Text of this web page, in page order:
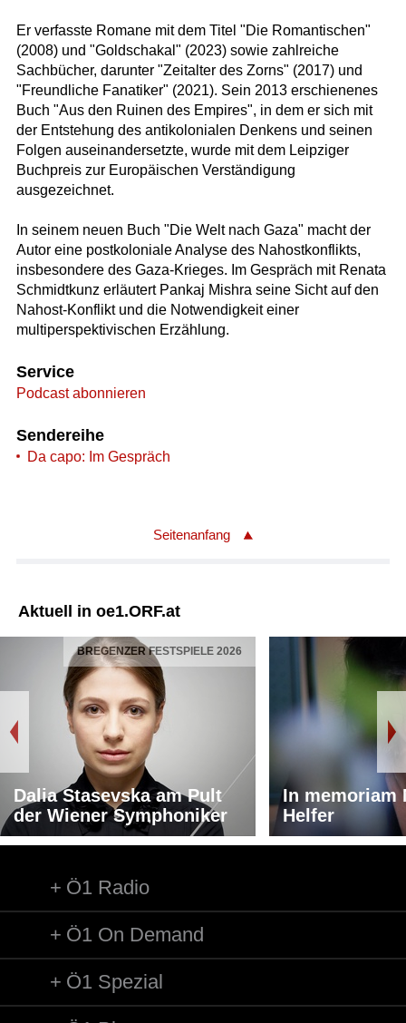
Er verfasste Romane mit dem Titel "Die Romantischen"
(2008) und "Goldschakal" (2023) sowie zahlreiche
Sachbücher, darunter "Zeitalter des Zorns" (2017) und
"Freundliche Fanatiker" (2021). Sein 2013 erschienenes
Buch "Aus den Ruinen des Empires", in dem er sich mit
der Entstehung des antikolonialen Denkens und seinen
Folgen auseinandersetzte, wurde mit dem Leipziger
Buchpreis zur Europäischen Verständigung
ausgezeichnet.
In seinem neuen Buch "Die Welt nach Gaza" macht der
Autor eine postkoloniale Analyse des Nahostkonflikts,
insbesondere des Gaza-Krieges. Im Gespräch mit Renata
Schmidtkunz erläutert Pankaj Mishra seine Sicht auf den
Nahost-Konflikt und die Notwendigkeit einer
multiperspektivischen Erzählung.
Service
Podcast abonnieren
Sendereihe
Da capo: Im Gespräch
Seitenanfang
Aktuell in oe1.ORF.at
BREGENZER FESTSPIELE 2026
Dalia Stasevska am Pult
der Wiener Symphoniker
In memoriam
Helfer
Ö1 Radio
Ö1 On Demand
Ö1 Spezial